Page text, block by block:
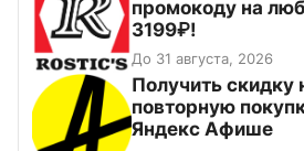
промокоду на
3199₽!
До 31 августа, 2026
Получить скидку
повторную
Яндекс Афише